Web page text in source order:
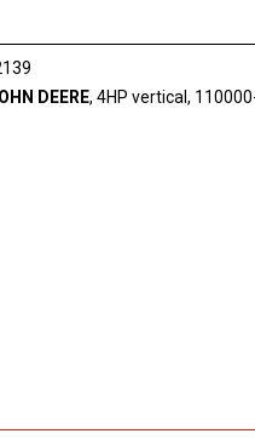
DEERE, 4HP vertical,